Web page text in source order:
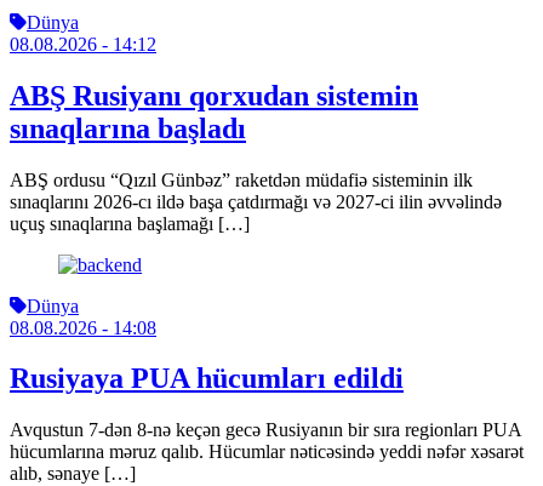
Dünya
08.08.2026 - 14:12
ABŞ Rusiyanı qorxudan sistemin
sınaqlarına başladı
ABŞ ordusu “Qızıl Günbəz” raketdən müdafiə sisteminin ilk
sınaqlarını 2026-cı ildə başa çatdırmağı və 2027-ci ilin əvvəlində
uçuş sınaqlarına başlamağı […]
Dünya
08.08.2026 - 14:08
Rusiyaya PUA hücumları edildi
Avqustun 7-dən 8-nə keçən gecə Rusiyanın bir sıra regionları PUA
hücumlarına məruz qalıb. Hücumlar nəticəsində yeddi nəfər xəsarət
alıb, sənaye […]